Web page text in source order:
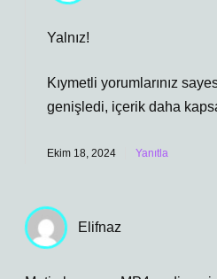
Yalnız!
Kıymetli yorumlarınız
genişledi, içerik daha
Ekim 18, 2024 Yanıtla
Elifnaz